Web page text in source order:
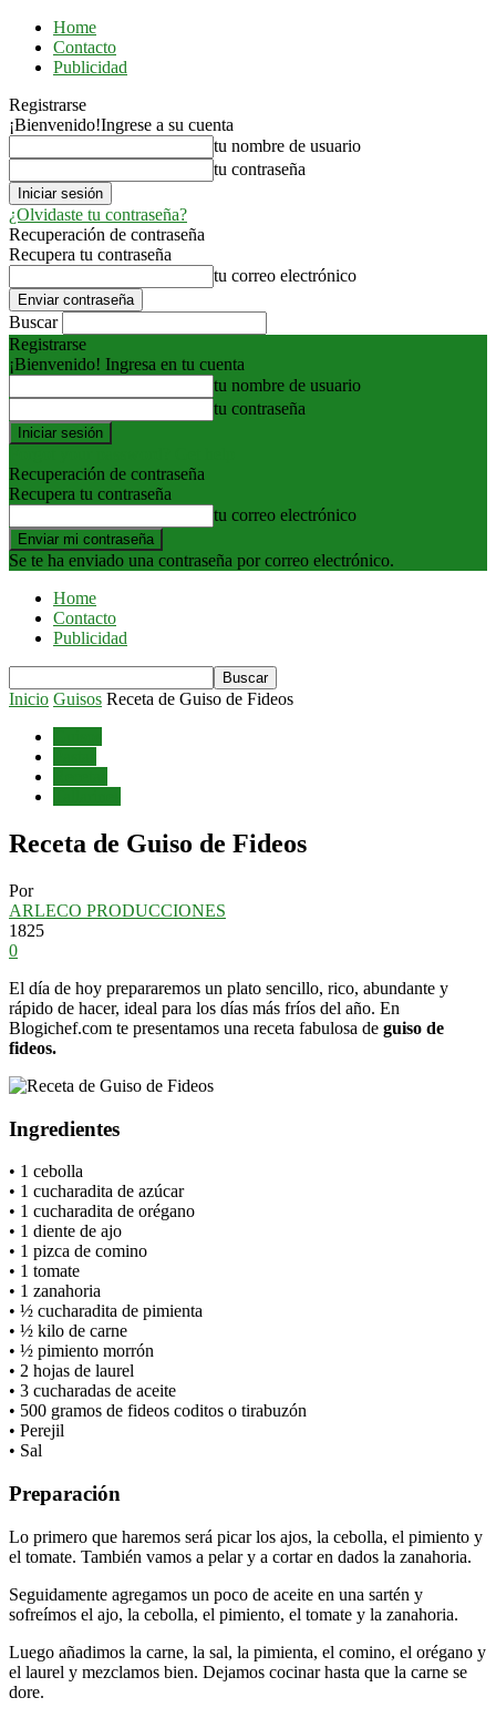
Home
Contacto
Publicidad
Registrarse
¡Bienvenido!Ingrese a su cuenta
tu nombre de usuario
tu contraseña
¿Olvidaste tu contraseña?
Recuperación de contraseña
Recupera tu contraseña
tu correo electrónico
Buscar
Registrarse
¡Bienvenido! Ingresa en tu cuenta
tu nombre de usuario
tu contraseña
Recuperación de contraseña
Recupera tu contraseña
tu correo electrónico
Se te ha enviado una contraseña por correo electrónico.
Home
Contacto
Publicidad
Inicio Guisos Receta de Guiso de Fideos
Receta de Guiso de Fideos
Por
ARLECO PRODUCCIONES
1825
0
El día de hoy prepararemos un plato sencillo, rico, abundante y
rápido de hacer, ideal para los días más fríos del año. En
Blogichef.com te presentamos una receta fabulosa de guiso de
fideos.
Ingredientes
• 1 cebolla
• 1 cucharadita de azúcar
• 1 cucharadita de orégano
• 1 diente de ajo
• 1 pizca de comino
• 1 tomate
• 1 zanahoria
• ½ cucharadita de pimienta
• ½ kilo de carne
• ½ pimiento morrón
• 2 hojas de laurel
• 3 cucharadas de aceite
• 500 gramos de fideos coditos o tirabuzón
• Perejil
• Sal
Preparación
Lo primero que haremos será picar los ajos, la cebolla, el pimiento y
el tomate. También vamos a pelar y a cortar en dados la zanahoria.
Seguidamente agregamos un poco de aceite en una sartén y
sofreímos el ajo, la cebolla, el pimiento, el tomate y la zanahoria.
Luego añadimos la carne, la sal, la pimienta, el comino, el orégano y
el laurel y mezclamos bien. Dejamos cocinar hasta que la carne se
dore.